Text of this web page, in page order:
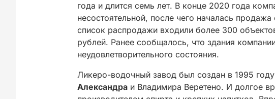
года и длится семь лет. В конце 2020 года
несостоятельной, после чего началась
список распродажи входили более 300
рублей. Ранее сообщалось, что здания
неудовлетворительного состояния.
Ликеро-водочный завод был создан в 1995
Александра и Владимира Веретено. И долгое